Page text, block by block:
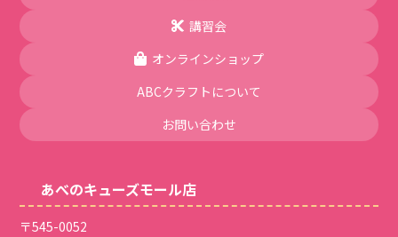
講習会
オンラインショップ
ABCクラフトについて
お問い合わせ
あべのキューズモール店
〒545-0052